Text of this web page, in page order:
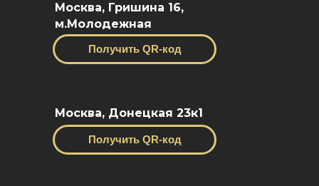
Москва, Гришина 16,
м.Молодежная
Получить QR-код
Москва, Донецкая 23к1
Получить QR-код